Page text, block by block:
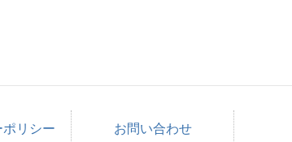
リシー お問い合わせ